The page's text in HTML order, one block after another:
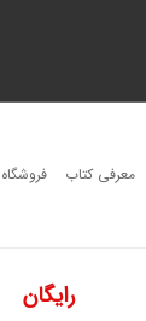
معرفی کتاب فروشگاه
رایگان